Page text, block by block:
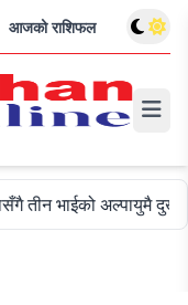
आजको राशिफल
अल्पायुमै दुखद निधन